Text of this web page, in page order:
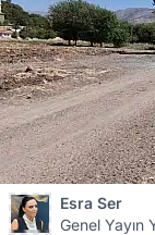
Esra Ser
Genel Yayın